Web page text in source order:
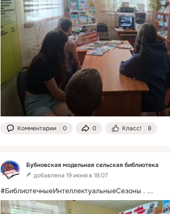
Комментарии 0 0 Класс! 8
Бубновская модельная сельская библиотека
добавлена 19 июня в 18:07
#БиблиотечныеИнтеллектуальныеСезоны . ...